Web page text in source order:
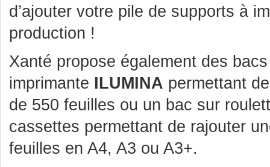
d’ajouter votre pile de supports à
production !
Xanté propose également des
imprimante ILUMINA permettant
de 550 feuilles ou un bac sur
cassettes permettant de rajouter
feuilles en A4, A3 ou A3+.